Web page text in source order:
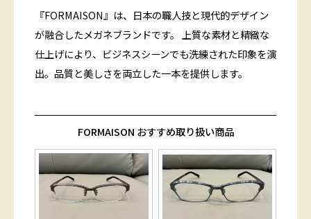
『FORMAISON』は、日本の職人技と現代的デザイン
が融合したメガネブランドです。 上質な素材と精緻な
仕上げにより、ビジネスシーンでも洗練された印象を演
出。品質と美しさを両立した一本を提供します。
FORMAISON おすすめ取り扱い商品